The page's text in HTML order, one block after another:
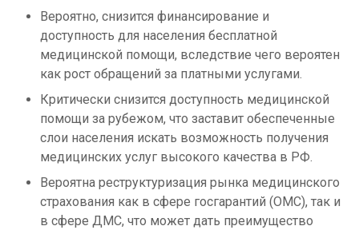
Вероятно, снизится финансирование и
доступность для населения бесплатной
медицинской помощи, вследствие чего вероятен
как рост обращений за платными услугами.
Критически снизится доступность медицинской
помощи за рубежом, что заставит обеспеченные
слои населения искать возможность получения
медицинских услуг высокого качества в РФ.
Вероятна реструктуризация рынка медицинского
страхования как в сфере госгарантий (ОМС), так и
в сфере ДМС, что может дать преимущество